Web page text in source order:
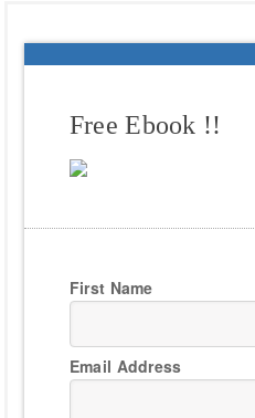
Free Ebook !!
First Name
Email Address